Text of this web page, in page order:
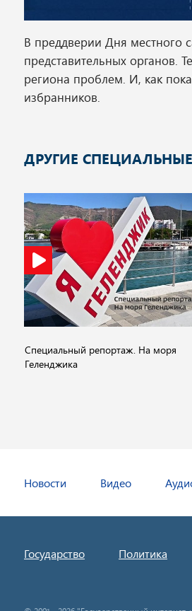
В преддверии Дня местного
представительных органов.
региона проблем. И, как
избранников.
ДРУГИЕ
Специальный репортаж. На моря
Геленджика
Новости Видео
Государство Политика